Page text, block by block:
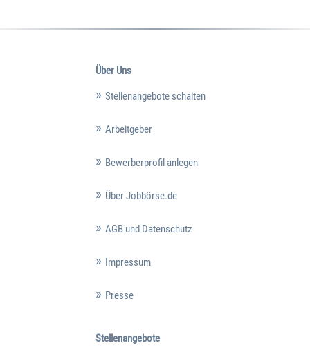
Über Uns
Stellenangebote schalten
Arbeitgeber
Bewerberprofil anlegen
Über Jobbörse.de
AGB und Datenschutz
Impressum
Presse
Stellenangebote